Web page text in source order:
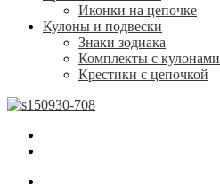
Иконки на цепочке
Кулоны и подвески
Знаки зодиака
Комплекты с кулонами
Крестики с цепочкой